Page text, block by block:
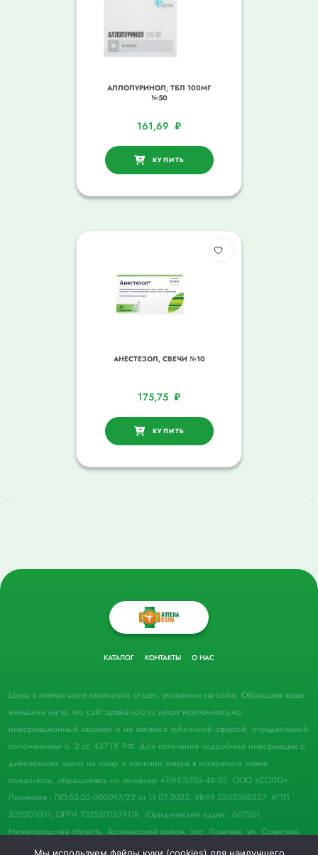
АЛЛОПУРИНОЛ, ТБЛ 100МГ
№50
161,69 ₽
КУПИТЬ
АНЕСТЕЗОЛ, СВЕЧИ №10
175,75 ₽
КУПИТЬ
КАТАЛОГ КОНТАКТЫ О НАС
Цены в аптеках могут отличаться от цен, указанных на сайте. Обращаем ваше
внимание на то, что сайт apteka-solo.ru носит исключительно
информационный характер и не является публичной офертой, определяемой
положениями п. 2 ст. 437 ГК РФ. Для получения подробной информации о
действующих ценах на товар и наличии товара в конкретной аптеке,
пожалуйста, обращайтесь по телефону +7(987)755-48-55. ООО «СОЛО».
Лицензия - ЛО-52-02-000097/22 от 11.07.2022. ИНН 5202008227; КПП
520201001; ОГРН 1025201339118. Юридический адрес: 607201,
Нижегородская область, Арзамасский район, пос. Ломовка, ул. Советская,
д. 33, пом. 21.